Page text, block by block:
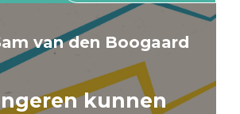
van den Boogaard
kunnen